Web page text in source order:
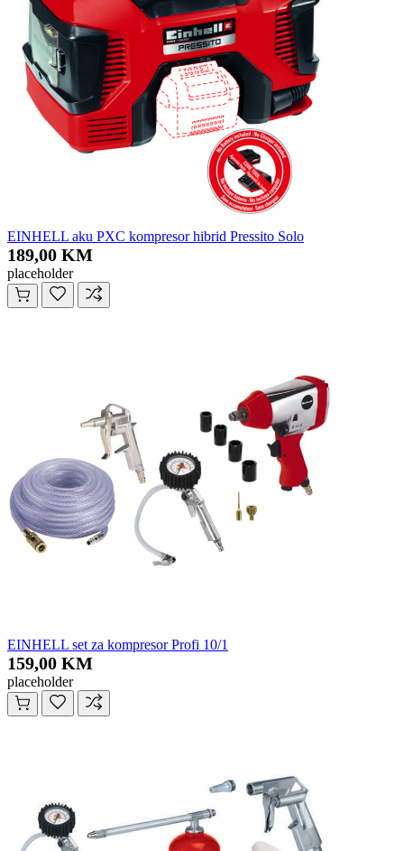
EINHELL aku PXC kompresor hibrid Pressito Solo
189,00 KM
placeholder
EINHELL set za kompresor Profi 10/1
159,00 KM
placeholder